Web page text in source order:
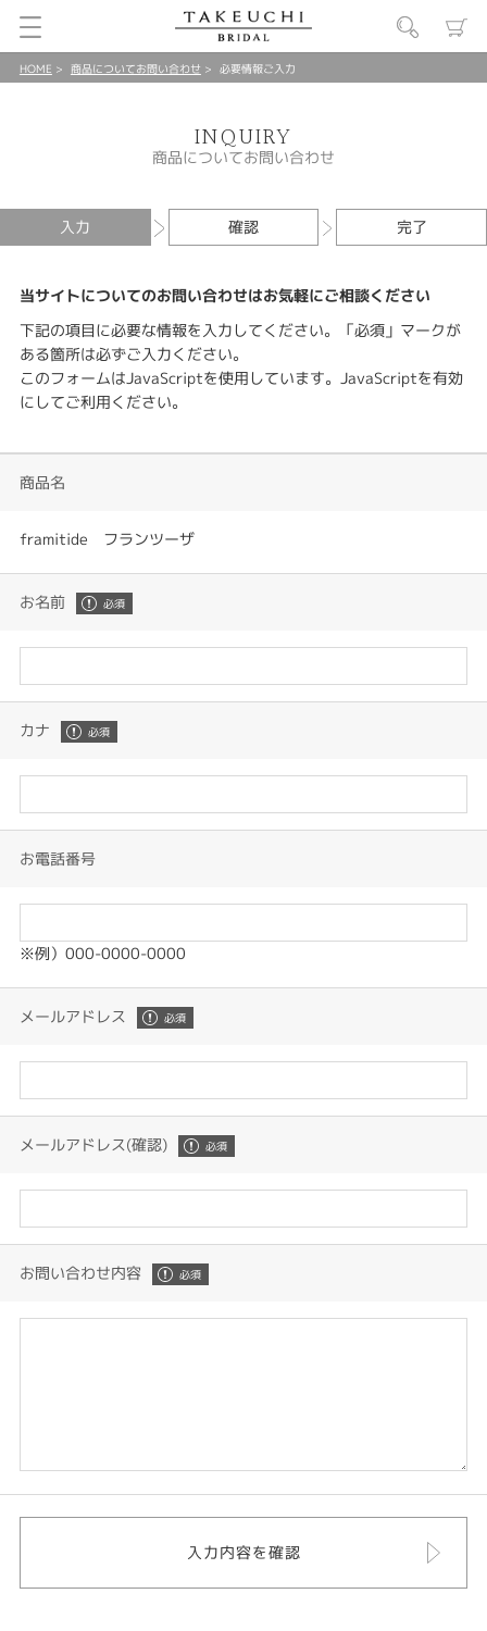
HOME 商品についてお問い合わせ 必要情報ご入力
INQUIRY
商品についてお問い合わせ
入力 確認 完了
当サイトについてのお問い合わせはお気軽にご相談ください
下記の項目に必要な情報を入力してください。「必須」マークが
ある箇所は必ずご入力ください。
このフォームはJavaScriptを使用しています。JavaScriptを有効
にしてご利用ください。
商品名
framitide フランツーザ
お名前
カナ
お電話番号
※例）000-0000-0000
メールアドレス
メールアドレス(確認)
お問い合わせ内容